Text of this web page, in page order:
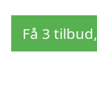
Få 3